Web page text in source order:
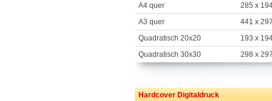
A4 quer
285 x
A3 quer
441 x
Quadratisch 20x20
193 x
Quadratisch 30x30
298 x
Hardcover Digitaldruck